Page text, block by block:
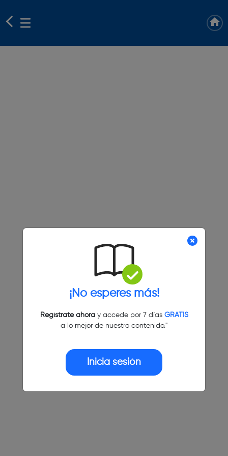
¡No esperes más!
Regístrate ahoray accede por 7 días GRATIS
a lo mejor de nuestro contenido."
Inicia sesión